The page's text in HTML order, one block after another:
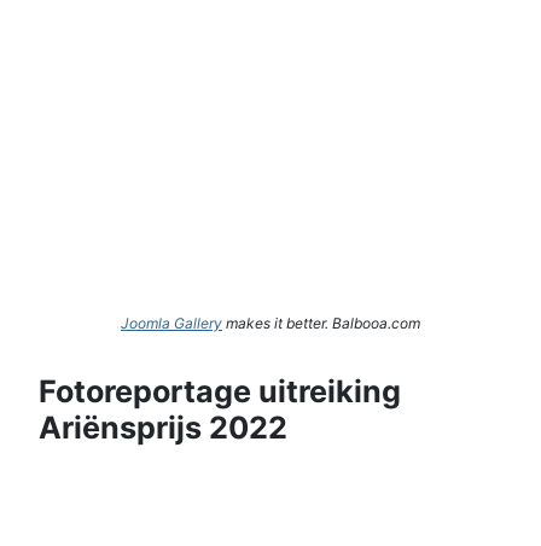
Joomla Gallery makes it better. Balbooa.com
Fotoreportage uitreiking
Ariënsprijs 2022